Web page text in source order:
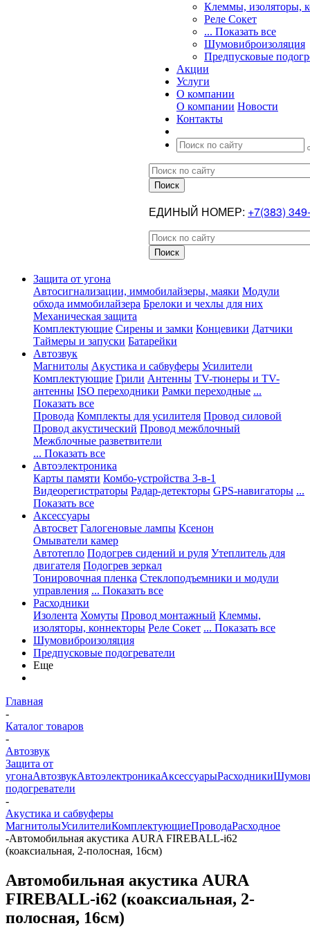
Клеммы, изоляторы,
Реле Сокет
... Показать все
Шумовиброизоляция
Предпусковые
Акции
Услуги
О компании
О компании Новости
Контакты
ЕДИНЫЙ НОМЕР: +7(383)
Защита от угона
Автосигнализации, иммобилайзеры, маяки Модули
обхода иммобилайзера Брелоки и чехлы для них
Механическая защита
Комплектующие Сирены и замки Концевики Датчики
Таймеры и запуски Батарейки
Автозвук
Магнитолы Акустика и сабвуферы Усилители
Комплектующие Грили Антенны TV-тюнеры и TV-
антенны ISO переходники Рамки переходные ...
Показать все
Провода Комплекты для усилителя Провод силовой
Провод акустический Провод межблочный
Межблочные разветвители
... Показать все
Автоэлектроника
Карты памяти Комбо-устройства 3-в-1
Видеорегистраторы Радар-детекторы GPS-навигаторы ...
Показать все
Аксессуары
Автосвет Галогеновые лампы Ксенон
Омыватели камер
Автотепло Подогрев сидений и руля Утеплитель для
двигателя Подогрев зеркал
Тонировочная пленка Стеклоподъемники и модули
управления ... Показать все
Расходники
Изолента Хомуты Провод монтажный Клеммы,
изоляторы, коннекторы Реле Сокет ... Показать все
Шумовиброизоляция
Предпусковые подогреватели
Еще
Главная
-
Каталог товаров
-
Автозвук
Защита от
угонаАвтозвукАвтоэлектроникаАксессуарыРасходники
подогреватели
-
Акустика и сабвуферы
МагнитолыУсилителиКомплектующиеПроводаРасходное
-Автомобильная акустика AURA FIREBALL-i62
(коаксиальная, 2-полосная, 16см)
Автомобильная акустика AURA
FIREBALL-i62 (коаксиальная, 2-
полосная, 16см)